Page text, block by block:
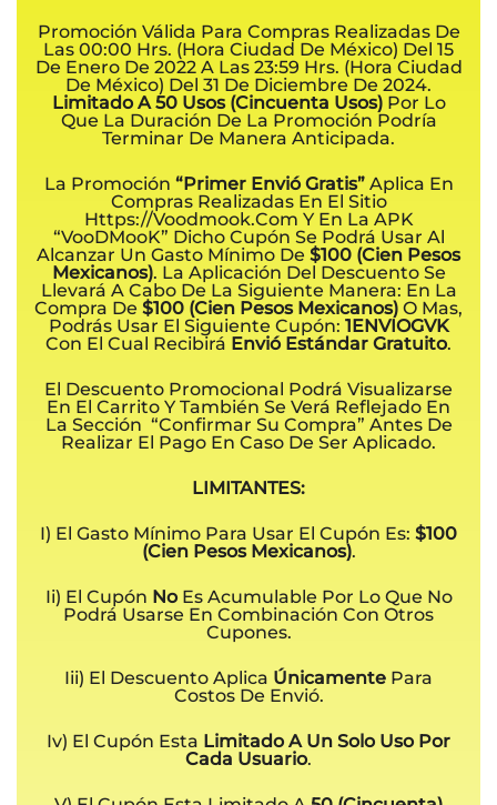
Promoción Válida Para Compras Realizadas De
Las 00:00 Hrs. (hora Ciudad De México) Del 15
De Enero De 2022 A Las 23:59 Hrs. (hora Ciudad
De México) Del 31 De Diciembre De 2024.
Limitado A 50 Usos (cincuenta Usos)Por Lo
Que La Duración De La Promoción Podría
Terminar De Manera Anticipada.
La Promoción “Primer Envió Gratis”Aplica En
Compras Realizadas En El Sitio
Https://voodmook.com Y En La APK
“VooDMooK” Dicho Cupón Se Podrá Usar Al
Alcanzar Un Gasto Mínimo De $100 (cien Pesos
Mexicanos). La Aplicación Del Descuento Se
Llevará A Cabo De La Siguiente Manera: En La
Compra De $100 (cien Pesos Mexicanos) O Mas,
Podrás Usar El Siguiente Cupón: 1ENVIOGVK
Con El Cual Recibirá Envió Estándar Gratuito.
El Descuento Promocional Podrá Visualizarse
En El Carrito Y También Se Verá Reflejado En
La Sección “Confirmar Su Compra” Antes De
Realizar El Pago En Caso De Ser Aplicado.
LIMITANTES:
I) El Gasto Mínimo Para Usar El Cupón Es: $100
(cien Pesos Mexicanos).
Ii) El Cupón NoEs Acumulable Por Lo Que No
Podrá Usarse En Combinación Con Otros
Cupones.
Iii) El Descuento Aplica Únicamente Para
Costos De Envió.
Iv) El Cupón Esta Limitado A Un Solo Uso Por
Cada Usuario.